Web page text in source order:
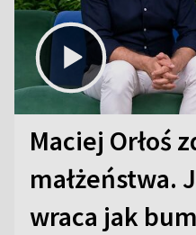
Maciej Orłoś
małżeństwa.
wraca jak